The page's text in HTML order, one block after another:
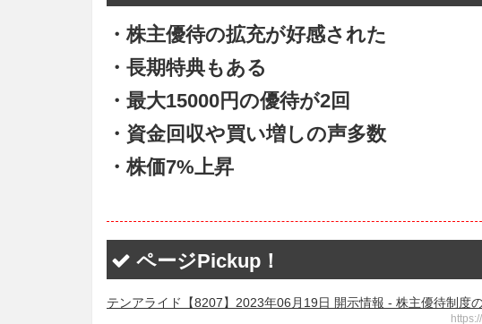
・株主優待の拡充が好感された
・長期特典もある
・最大15000円の優待が2回
・資金回収や買い増しの声多数
・株価7%上昇
ページPickup！
テンアライド【8207】2023年06月19日 開示情報 - 株主優待制度